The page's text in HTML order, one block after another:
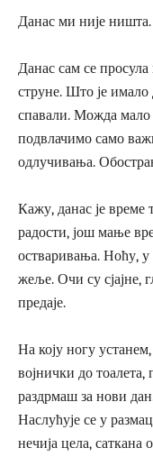
Данас ми није ништа.
Данас сам се просула
струне. Што је
спавали. Можда
подвлачимо само
одлучивања.
Кажу, данас је
радости, још мање
остваривања. Ноћу, у
жеље. Очи су сјајне,
предаје.
На коју ногу
војнички до тоалета,
раздрмаш за нови
Наслућује се у
нечија цела,